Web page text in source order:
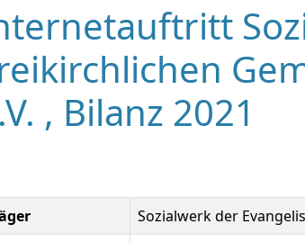
, Bilanz 2021
Sozialwerk der